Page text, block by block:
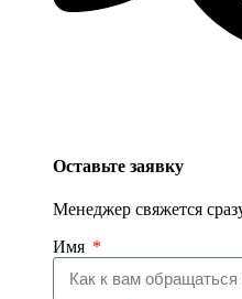
Оставьте заявку
Менеджер свяжется
Имя